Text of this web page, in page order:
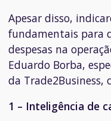
Apesar disso,
fundamentais para
despesas na
Eduardo Borba,
da Trade2Business,
1 – Inteligência de